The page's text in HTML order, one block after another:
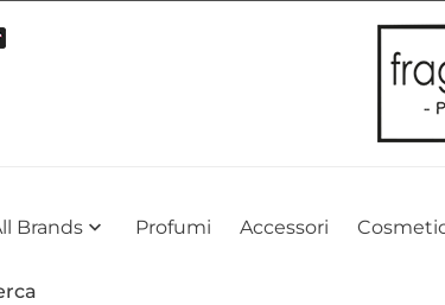
migliore esperienza possibile sul nostro sito web.
Brands  Profumi Accessori